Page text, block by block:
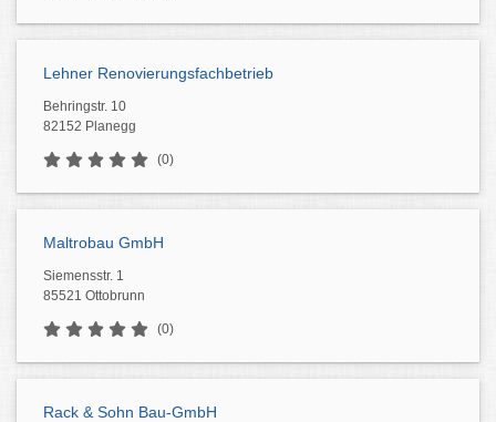
Lehner Renovierungsfachbetrieb
Behringstr. 10
82152 Planegg
(0)
Maltrobau GmbH
Siemensstr. 1
85521 Ottobrunn
(0)
Rack & Sohn Bau-GmbH